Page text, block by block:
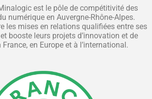
est le pôle de compétitivité des
numérique en Auvergne-Rhône-Alpes.
les mises en relations qualifiées entre ses
booste leurs projets d’innovation et de
France, en Europe et à l’international.